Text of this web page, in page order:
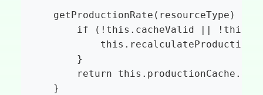
    getProductionRate(resourceType) {
if (!this.cacheValid ||
        }
return
    }